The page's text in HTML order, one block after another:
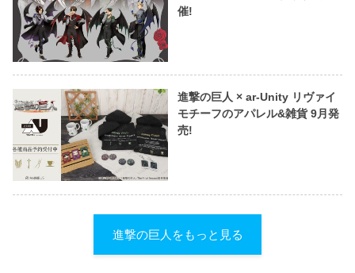
催!
進撃の巨人 × ar-Unity リヴァイ
モチーフのアパレル&雑貨 9月発
売!
進撃の巨人をもっと見る